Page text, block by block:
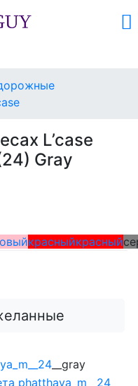
L’case
Gray
красныйкрасный
__gray
phatthaya_m__24